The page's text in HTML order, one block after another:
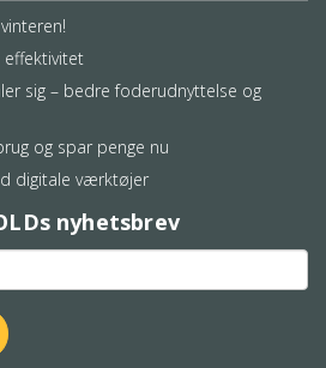
sig – bedre foderudnyttelse og
og spar penge nu
digitale værktøjer
nyhetsbrev